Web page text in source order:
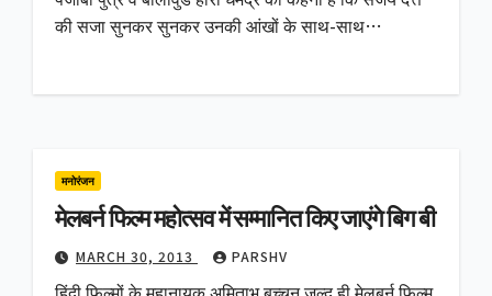
की सजा सुनकर सुनकर उनकी आंखों के साथ-साथ…
मनोरंजन
मेलबर्न फिल्म महोत्सव में सम्मानित किए जाएंगे बिग बी
MARCH 30, 2013 PARSHV